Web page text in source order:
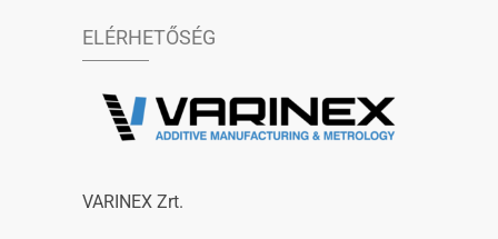
ELÉRHETŐSÉG
VARINEX Zrt.